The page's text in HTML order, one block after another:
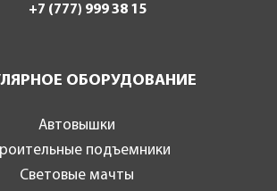
+7 (777) 999 38 15
ОБОРУДОВАНИЕ
Автовышки
подъемники
Световые мачты